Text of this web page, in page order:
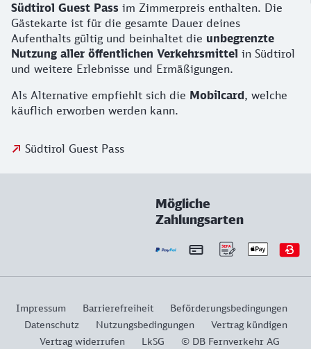
Südtirol Guest Pass im Zimmerpreis enthalten. Die
Gästekarte ist für die gesamte Dauer deines
Aufenthalts gültig und beinhaltet die unbegrenzte
Nutzung aller öffentlichen Verkehrsmittel in Südtirol
und weitere Erlebnisse und Ermäßigungen.
Als Alternative empfiehlt sich die Mobilcard, welche
käuflich erworben werden kann.
Südtirol Guest Pass
Mögliche
Zahlungsarten
Impressum Barrierefreiheit
Beförderungsbedingungen
Datenschutz
Nutzungsbedingungen
Vertrag kündigen
Vertrag widerrufen
LkSG © DB Fernverkehr AG